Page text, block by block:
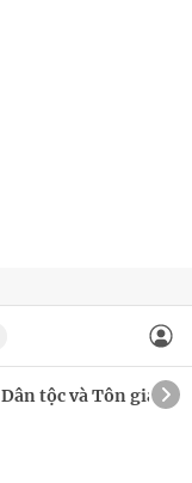
Dân tộc và Tôn giáo